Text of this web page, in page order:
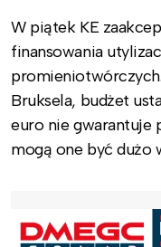
W piątek KE
finansowania
Bruksela, budżet
euro nie gwarantuje
mogą one być dużo